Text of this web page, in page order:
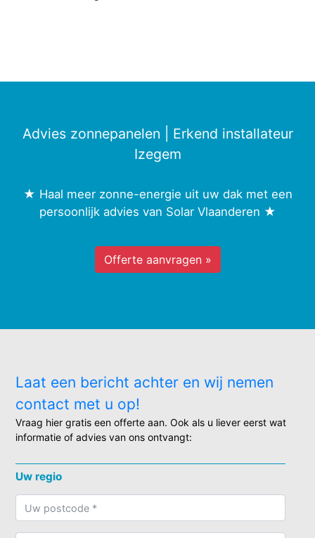
Advies zonnepanelen | Erkend installateur
Izegem
★ Haal meer zonne-energie uit uw dak met een
persoonlijk advies van Solar Vlaanderen ★
Offerte aanvragen »
Laat een bericht achter en wij nemen
contact met u op!
Vraag hier gratis een offerte aan. Ook als u liever eerst wat
informatie of advies van ons ontvangt:
Uw regio